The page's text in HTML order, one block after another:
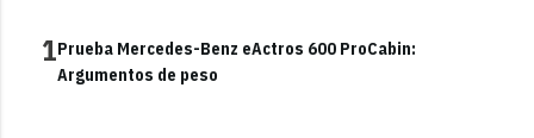
1Prueba Mercedes-Benz eActros 600 ProCabin:
Argumentos de peso